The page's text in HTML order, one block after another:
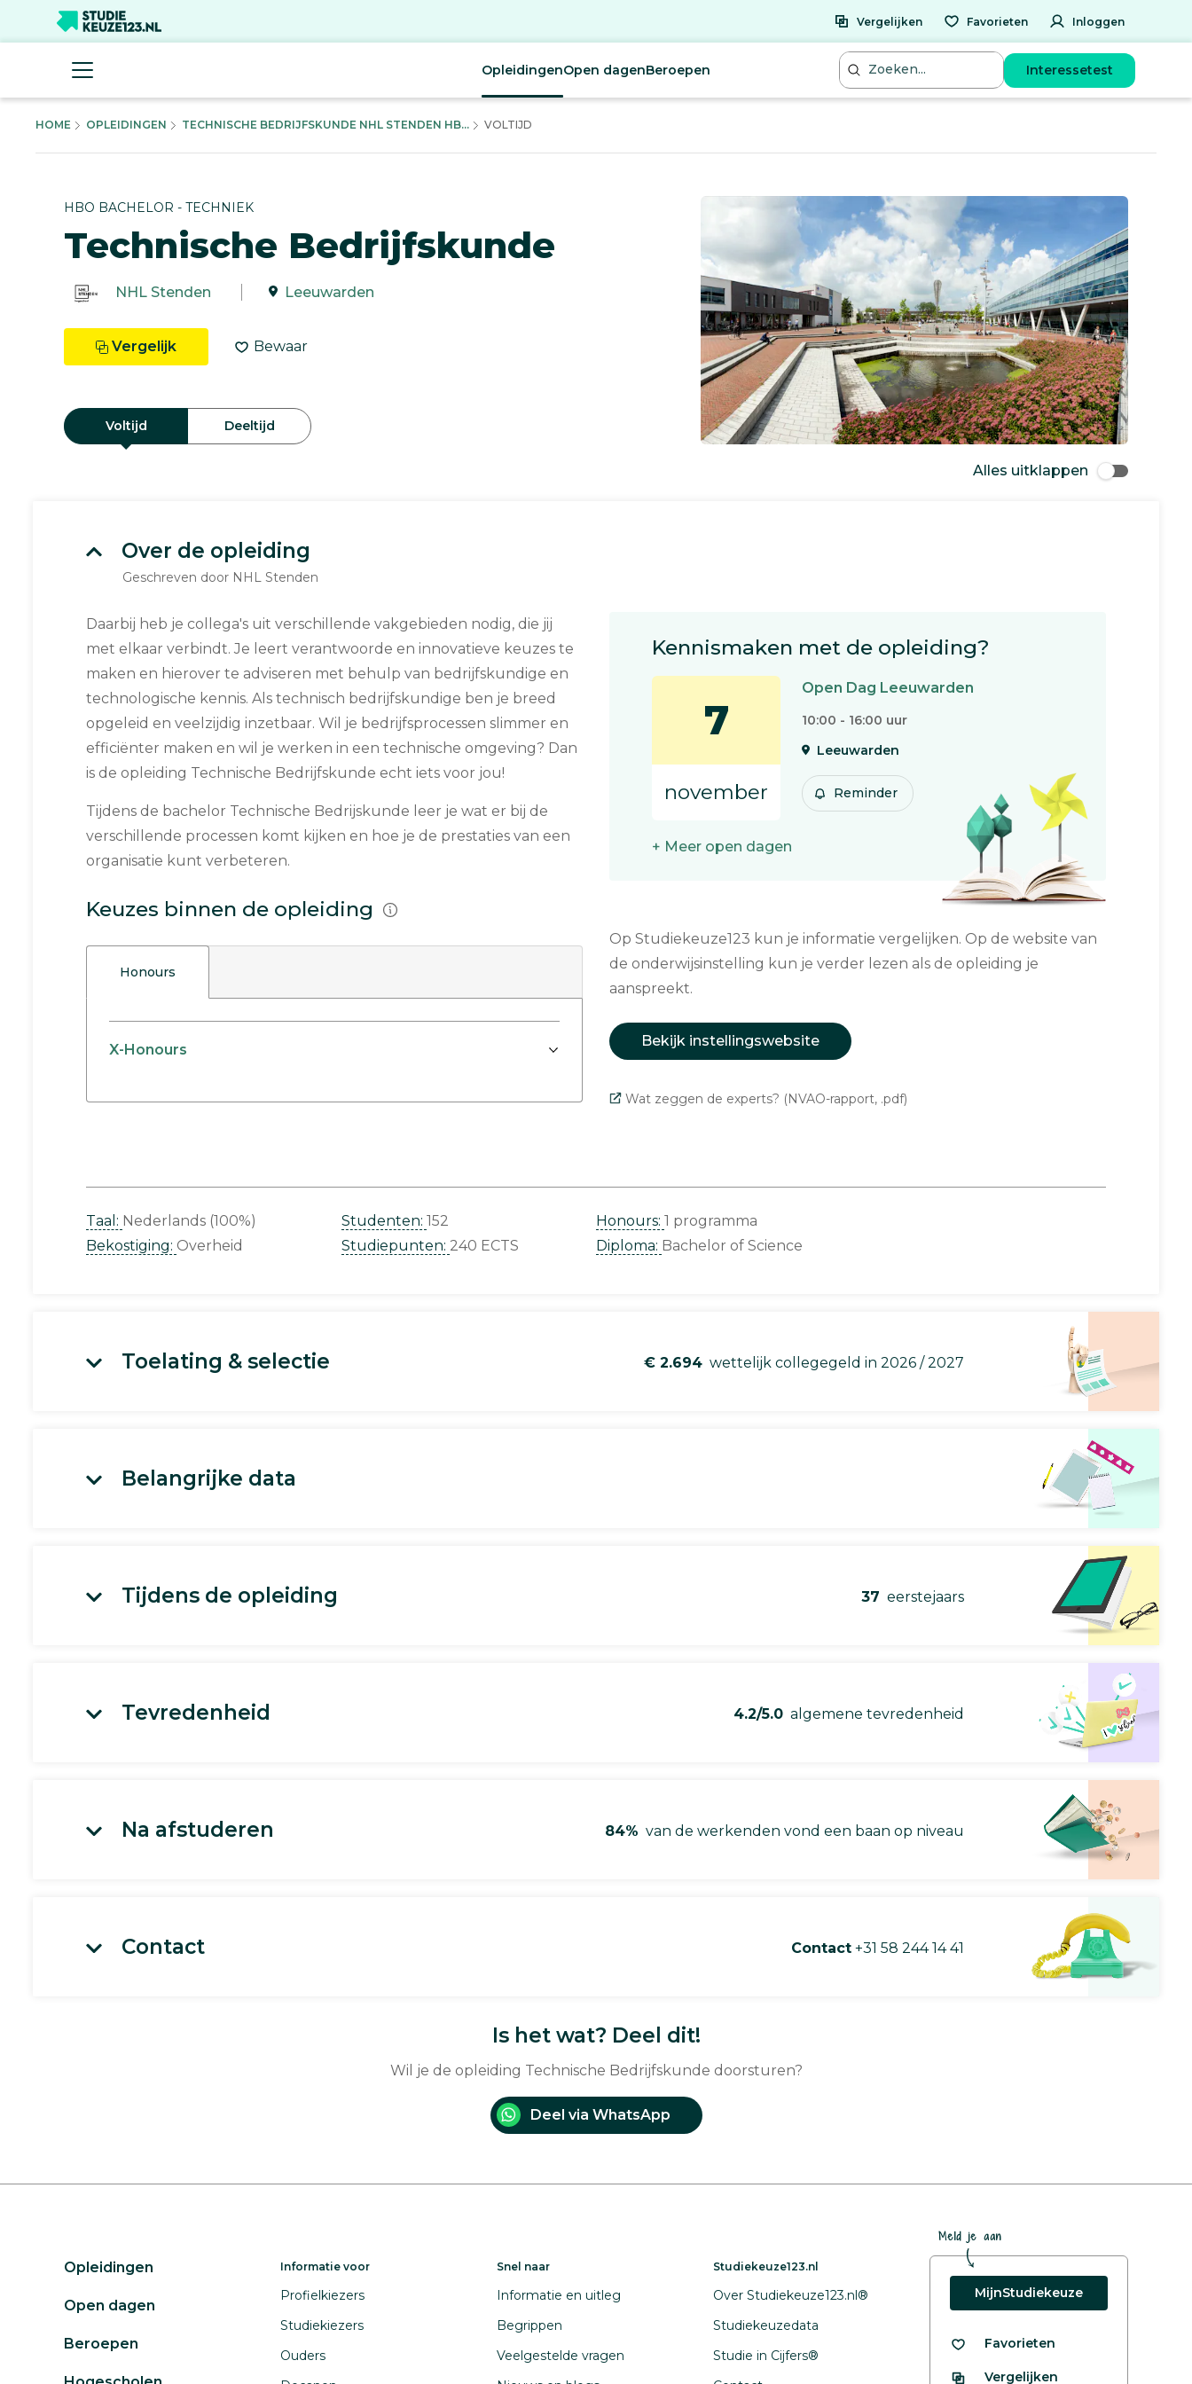
Vergelijken Favorieten Inloggen
OpleidingenOpen dagenBeroepen Interessetest
HOME OPLEIDINGEN TECHNISCHE BEDRIJFSKUNDE NHL STENDEN HB... VOLTIJD
HBO BACHELOR - TECHNIEK
Technische Bedrijfskunde
NHL Stenden Leeuwarden
Vergelijk Bewaar
Voltijd Deeltijd
Alles uitklappen
Over de opleiding
Geschreven door NHL Stenden
Daarbij heb je collega's uit verschillende vakgebieden nodig, die jij
met elkaar verbindt. Je leert verantwoorde en innovatieve keuzes te
maken en hierover te adviseren met behulp van bedrijfskundige en
technologische kennis. Als technisch bedrijfskundige ben je breed
opgeleid en veelzijdig inzetbaar. Wil je bedrijfsprocessen slimmer en
efficiënter maken en wil je werken in een technische omgeving? Dan
is de opleiding Technische Bedrijfskunde echt iets voor jou!
Tijdens de bachelor Technische Bedrijskunde leer je wat er bij de
verschillende processen komt kijken en hoe je de prestaties van een
organisatie kunt verbeteren.
Keuzes binnen de opleiding
Honours
X-Honours
Kennismaken met de opleiding?
7
november
Open Dag Leeuwarden
10:00 - 16:00 uur
Leeuwarden
Reminder
+ Meer open dagen
Op Studiekeuze123 kun je informatie vergelijken. Op de website van
de onderwijsinstelling kun je verder lezen als de opleiding je
aanspreekt.
Bekijk instellingswebsite
Wat zeggen de experts? (NVAO-rapport, .pdf)
Taal: Nederlands (100%)
Bekostiging: Overheid
Studenten: 152
Studiepunten: 240 ECTS
Honours: 1 programma
Diploma: Bachelor of Science
Toelating & selectie € 2.694 wettelijk collegegeld in 2026 / 2027
Belangrijke data
Tijdens de opleiding 37 eerstejaars
Tevredenheid 4.2/5.0 algemene tevredenheid
Na afstuderen 84% van de werkenden vond een baan op niveau
Contact Contact +31 58 244 14 41
Is het wat? Deel dit!
Wil je de opleiding Technische Bedrijfskunde doorsturen?
Deel via WhatsApp
Opleidingen
Open dagen
Beroepen
Informatie voor
Profielkiezers
Studiekiezers
Ouders
Snel naar
Informatie en uitleg
Begrippen
Veelgestelde vragen
Studiekeuze123.nl
Over Studiekeuze123.nl®
Studiekeuzedata
Studie in Cijfers®
Meld je aan
MijnStudiekeuze
Favorieten
Vergelijken